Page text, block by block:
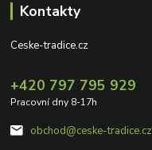
Kontakty
Ceske-tradice.cz
+420 797 795 929
Pracovní dny 8-17h
obchod@ceske-tradice.cz